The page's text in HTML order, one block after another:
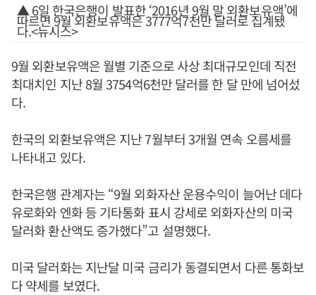
▲ 6일 한국은행이 발표한 ‘2016년 9월 말 외환보유액’에
따르면 9월 외환보유액은 3777억7천만 달러로 집계됐
다.<뉴시스>
9월 외환보유액은 월별 기준으로 사상 최대규모인데 직전
최대치인 지난 8월 3754억6천만 달러를 한 달 만에 넘어섰
다.
한국의 외환보유액은 지난 7월부터 3개월 연속 오름세를
나타내고 있다.
한국은행 관계자는 “9월 외화자산 운용수익이 늘어난 데다
유로화와 엔화 등 기타통화 표시 강세로 외화자산의 미국
달러화 환산액도 증가했다”고 설명했다.
미국 달러화는 지난달 미국 금리가 동결되면서 다른 통화보
다 약세를 보였다.